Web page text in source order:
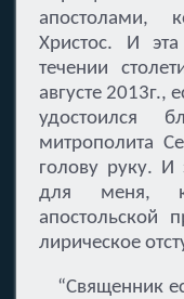
апостолами,
Христос. И
течении
августе 2013г.,
удостоился
митрополита
голову руку. И
для меня,
апостольской
лирическое
“Священник